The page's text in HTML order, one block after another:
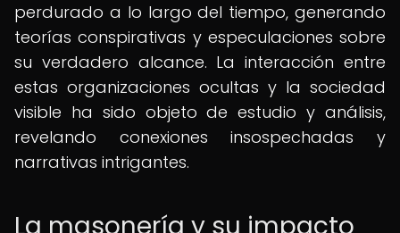
perdurado a lo largo del tiempo, generando
teorías conspirativas y especulaciones sobre
su verdadero alcance. La interacción entre
estas organizaciones ocultas y la sociedad
visible ha sido objeto de estudio y análisis,
revelando conexiones insospechadas y
narrativas intrigantes.